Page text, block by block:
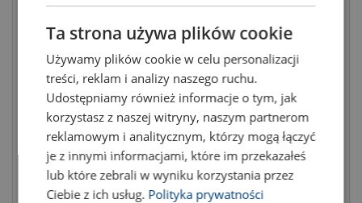
Цепь SA/S - EN818-2 Класс
Подъемная цепь
короткое звено
POLISH
ENGLISH TRANSLATION
Ta strona używa plików cookie
Używamy plików cookie w celu personalizacji
treści, reklam i analizy naszego ruchu.
Udostępniamy również informacje o tym, jak
korzystasz z naszej witryny, naszym partnerom
reklamowym i analitycznym, którzy mogą łączyć
je z innymi informacjami, które im przekazałeś
lub które zebrali w wyniku korzystania przez
Ciebie z ich usług. Polityka prywatności